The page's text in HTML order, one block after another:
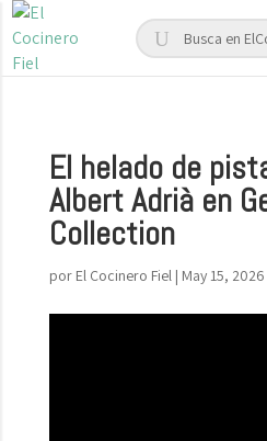
El helado de
Albert Adrià en
Collection
por El Cocinero Fiel| May 15, 2026